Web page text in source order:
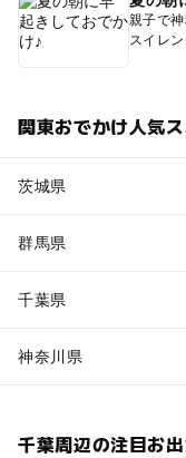
親子で
スイレ
関東おでかけ人気
茨城県
群馬県
千葉県
神奈川県
千葉周辺の注目お